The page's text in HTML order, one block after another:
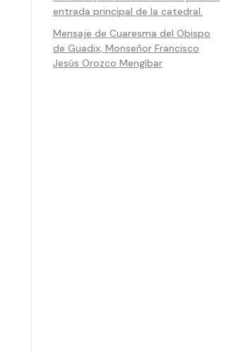
entrada principal de la catedral.
Mensaje de Cuaresma del Obispo
de Guadix, Monseñor Francisco
Jesús Orozco Mengíbar